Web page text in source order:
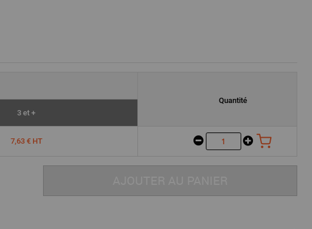
3 et +
Quantité
7,63 € HT